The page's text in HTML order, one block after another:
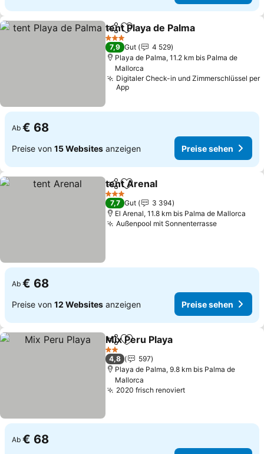
TeilenZu Favoriten hinzufügen
tent Playa de Palma
3 Sterne
7,9 Gut
4 529
Playa de Palma, 11.2 km bis Palma de
Mallorca
Digitaler Check-in und Zimmerschlüssel per
App
Ab € 68
Preise von 15 Websites anzeigen Preise sehen
TeilenZu Favoriten hinzufügen
tent Arenal
3 Sterne
7,7 Gut
3 394
El Arenal, 11.8 km bis Palma de Mallorca
Außenpool mit SonnenterrassePreise
Ab € 68
Preise von 12 Websites anzeigen Preise sehen
TeilenZu Favoriten hinzufügen
Mix Peru Playa
2 Sterne
4,8
597
Playa de Palma, 9.8 km bis Palma de
Mallorca
2020 frisch renoviertPreise sehen
Ab € 68